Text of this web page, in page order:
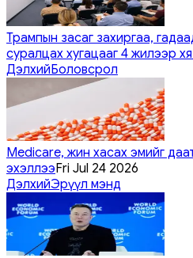
Трампын засаг захиргаа,
суралцах хугацааг 4 жилээр
ДэлхийБоловсрол
Medicare, жин хасах эмийг
эхэллээFri Jul 24 2026
ДэлхийЭрүүл мэнд